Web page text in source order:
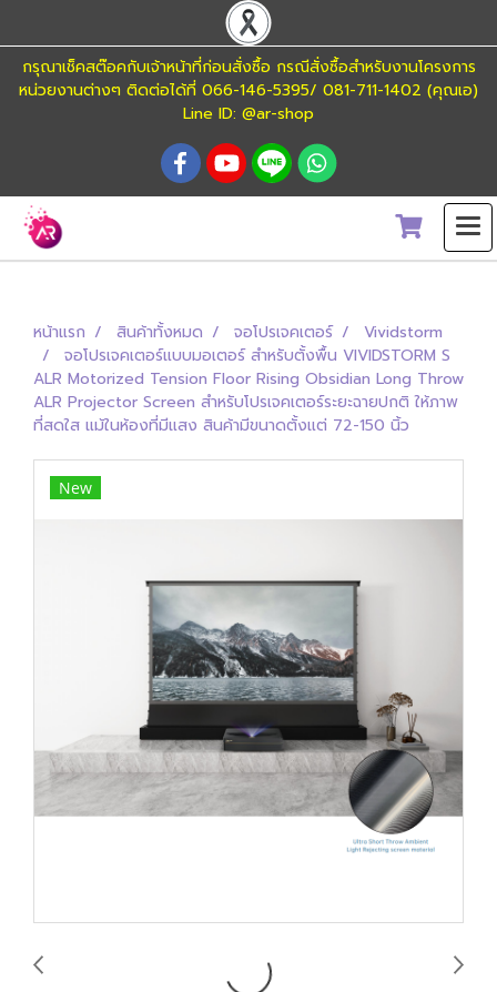
กรุณาเช็คสต๊อคกับเจ้าหน้าที่ก่อนสั่งซื้อ กรณีสั่งซื้อสำหรับงานโครงการ
หน่วยงานต่างๆ ติดต่อได้ที่ 066-146-5395/ 081-711-1402 (คุณเอ)
Line ID: @ar-shop
หน้าแรก สินค้าทั้งหมด จอโปรเจคเตอร์
Vividstorm
จอโปรเจคเตอร์แบบมอเตอร์ สำหรับตั้งพื้น VIVIDSTORM S
ALR Motorized Tension Floor Rising Obsidian Long Throw
ALR Projector Screen สำหรับโปรเจคเตอร์ระยะฉายปกติ ให้ภาพ
ที่สดใส แม้ในห้องที่มีแสง สินค้ามีขนาดตั้งแต่ 72-150 นิ้ว
New